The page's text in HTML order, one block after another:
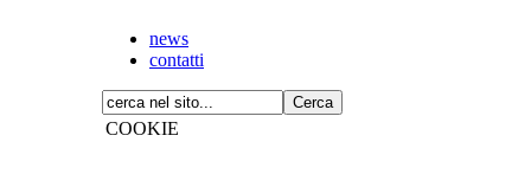
news
contatti
COOKIE